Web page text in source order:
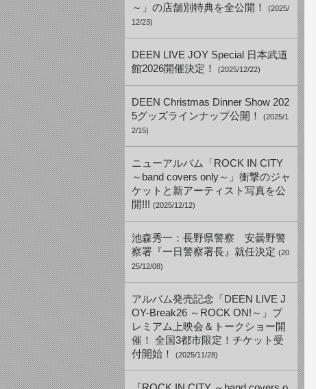
～」の店舗別特典を全公開！
(2025/
12/23)
DEEN LIVE JOY Special 日本武道
館2026開催決定！
(2025/12/22)
DEEN Christmas Dinner Show 202
5グッズラインナップ公開！
(2025/1
2/15)
ニューアルバム「ROCK IN CITY
～band covers only～」衝撃のジャ
ケットと新アーティスト写真を公
開!!! (2025/12/12)
池森秀一：長野県警察 安曇野警
察署『一日警察署長』就任決定 (20
25/12/08)
アルバム発売記念「DEEN LIVE J
OY-Break26 ～ROCK ON!～」プ
レミアム上映会＆トークショー開
催！ 全国3都市限定！チケット受
付開始！
(2025/11/28)